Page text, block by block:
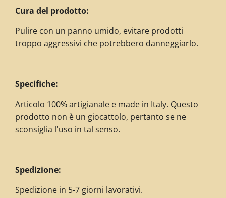
Cura del prodotto:
Pulire con un panno umido, evitare prodotti
troppo aggressivi che potrebbero danneggiarlo.
Specifiche:
Articolo 100% artigianale e made in Italy. Questo
prodotto non è un giocattolo, pertanto se ne
sconsiglia l'uso in tal senso.
Spedizione:
Spedizione in 5-7 giorni lavorativi.